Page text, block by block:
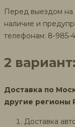
Перед выездом на
наличие и
телефонам: 8-985-
2 вариант:
Доставка по
другие регионы
Доставка